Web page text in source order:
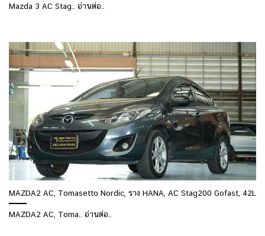
Mazda 3 AC Stag.. อ่านต่อ..
MAZDA2 AC, Tomasetto Nordic, ราง HANA, AC Stag200 Gofast, 42L
MAZDA2 AC, Toma.. อ่านต่อ..